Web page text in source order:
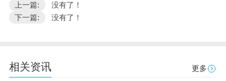
上一篇:
没有了！
下一篇:
没有了！
相关资讯 更多